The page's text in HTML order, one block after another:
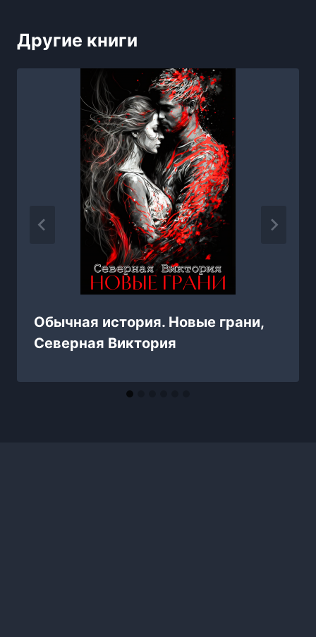
Другие книги
Обычная история. Новые грани,
Северная Виктория